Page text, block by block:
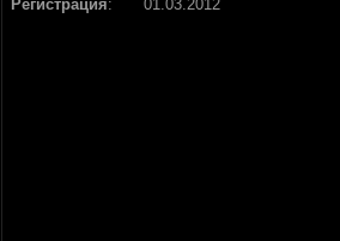
Регистрация: 01.03.2012